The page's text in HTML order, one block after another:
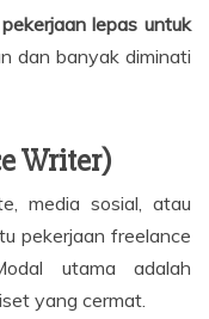
pekerjaan lepas untuk
dan banyak diminati
Writer)
media sosial, atau
pekerjaan freelance
utama adalah
yang cermat.